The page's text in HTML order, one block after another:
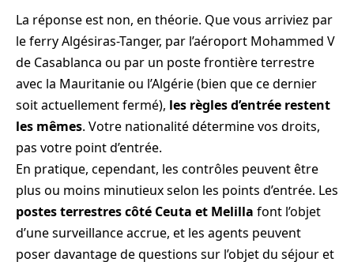
La réponse est non, en théorie. Que vous arriviez par
le ferry Algésiras-Tanger, par l’aéroport Mohammed V
de Casablanca ou par un poste frontière terrestre
avec la Mauritanie ou l’Algérie (bien que ce dernier
soit actuellement fermé), les règles d’entrée restent
les mêmes. Votre nationalité détermine vos droits,
pas votre point d’entrée.
En pratique, cependant, les contrôles peuvent être
plus ou moins minutieux selon les points d’entrée. Les
postes terrestres côté Ceuta et Melilla font l’objet
d’une surveillance accrue, et les agents peuvent
poser davantage de questions sur l’objet du séjour et